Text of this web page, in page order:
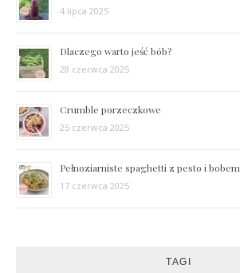
4 lipca 2025
Dlaczego warto jeść bób?
28 czerwca 2025
Crumble porzeczkowe
25 czerwca 2025
Pełnoziarniste spaghetti z pesto i bobem
17 czerwca 2025
TAGI